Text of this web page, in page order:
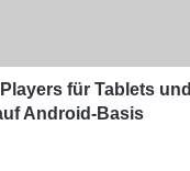
für Tablets und
Android-Basis